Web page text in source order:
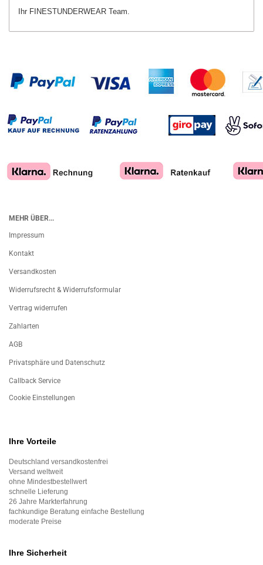
Ihr FINESTUNDERWEAR Team.
MEHR ÜBER...
Impressum
Kontakt
Versandkosten
Widerrufsrecht & Widerrufsformular
Vertrag widerrufen
Zahlarten
AGB
Privatsphäre und Datenschutz
Callback Service
Cookie Einstellungen
Ihre Vorteile
Deutschland versandkostenfrei
Versand weltweit
ohne Mindestbestellwert
schnelle Lieferung
26 Jahre Markterfahrung
fachkundige Beratung einfache Bestellung
moderate Preise
Ihre Sicherheit